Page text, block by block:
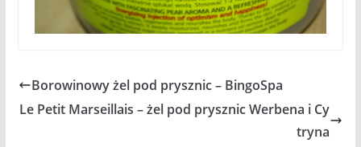
Borowinowy żel pod prysznic – BingoSpa
Le Petit Marseillais – żel pod prysznic Werbena i Cy
tryna